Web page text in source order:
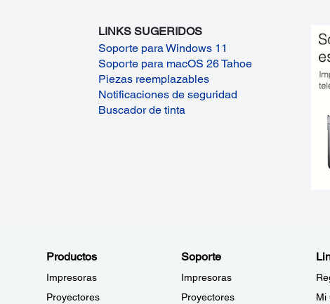
LINKS SUGERIDOS
Soporte para Windows 11
Soporte para macOS 26 Tahoe
Piezas reemplazables
Notificaciones de seguridad
Buscador de tinta
Productos
Impresoras
Proyectores
Soporte
Impresoras
Proyectores
Mi